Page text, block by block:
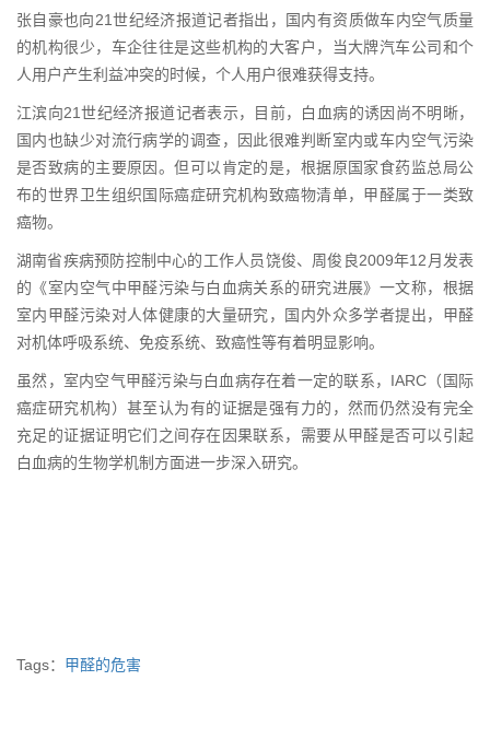
张自豪也向21世纪经济报道记者指出，国内有资质做车内空气质量
的机构很少，车企往往是这些机构的大客户，当大牌汽车公司和个
人用户产生利益冲突的时候，个人用户很难获得支持。
江滨向21世纪经济报道记者表示，目前，白血病的诱因尚不明晰，
国内也缺少对流行病学的调查，因此很难判断室内或车内空气污染
是否致病的主要原因。但可以肯定的是，根据原国家食药监总局公
布的世界卫生组织国际癌症研究机构致癌物清单，甲醛属于一类致
癌物。
湖南省疾病预防控制中心的工作人员饶俊、周俊良2009年12月发表
的《室内空气中甲醛污染与白血病关系的研究进展》一文称，根据
室内甲醛污染对人体健康的大量研究，国内外众多学者提出，甲醛
对机体呼吸系统、免疫系统、致癌性等有着明显影响。
虽然，室内空气甲醛污染与白血病存在着一定的联系，IARC（国际
癌症研究机构）甚至认为有的证据是强有力的，然而仍然没有完全
充足的证据证明它们之间存在因果联系，需要从甲醛是否可以引起
白血病的生物学机制方面进一步深入研究。
Tags： 甲醛的危害